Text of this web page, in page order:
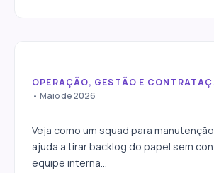
Squad para
OPERAÇÃO, GESTÃO E
• Maio de 2026
Veja como um squad para
ajuda a tirar backlog do papel sem
equipe interna...